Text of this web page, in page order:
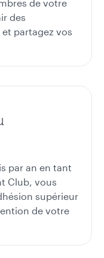
de votre
des
partagez vos
par an en tant
Club, vous
supérieur
de votre